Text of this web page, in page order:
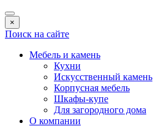
×
Поиск на сайте
Мебель и камень
Кухни
Искусственный камень
Корпусная мебель
Шкафы-купе
Для загородного дома
О компании